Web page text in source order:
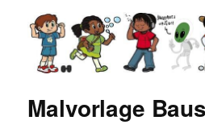
Malvorlagen für
Malvorlage